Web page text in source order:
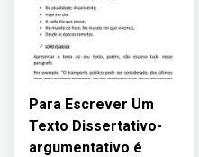
Para Escrever Um
Texto Dissertativo-
argumentativo é